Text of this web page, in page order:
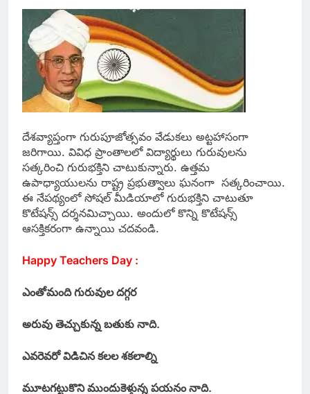
దేశవ్యాప్తంగా గురుపూజోత్సవం వేడుకలు అట్టహాసంగా
జరిగాయి. వివిధ ప్రాంతాలలో విద్యార్థులు గురువులను
సత్కరించి గురుభక్తిని చాటుకున్నారు. ఉత్తమ
ఉపాధ్యాయులను రాష్ట్ర ప్రభుత్వాలు ఘనంగా సత్కరించాయి.
ఈ నేపథ్యంలో సోషల్ మీడియాలో గురుభక్తిని చాటుతూ
కొటేషన్స్ దర్శనమిచ్చాయి. అందులో కొన్ని కొటేషన్స్
ఆసక్తికరంగా ఉన్నాయి చదవండి.
Happy Teachers Day :
ఎంతోమంది గురువుల దగ్గర
అరువు తెచ్చుకున్న బతుకు నాది.
ఎవరెవరో విడిచిన కలల శకలాల్ని
మూటగట్టుకొని ముందుకెళ్తున్న పయనం నాది.